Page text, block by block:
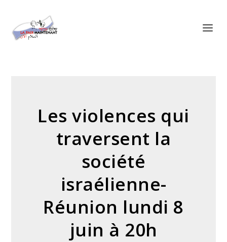
Les violences qui
traversent la
société
israélienne-
Réunion lundi 8
juin à 20h